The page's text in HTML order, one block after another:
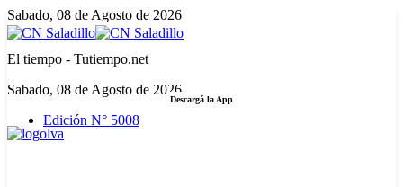
Sabado, 08 de Agosto de 2026
El tiempo - Tutiempo.net
Sabado, 08 de Agosto de 2026
Edición N° 5008
Descargá la App